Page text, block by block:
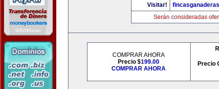
Visitar!
Serán consideradas
COMPRAR AHORA
Precio $199.00
COMPRAR AHORA
Precio